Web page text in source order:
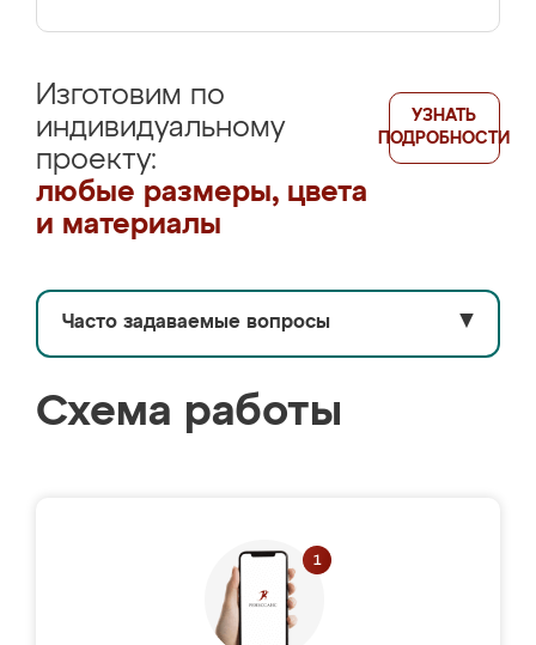
Изготовим по
индивидуальному
проекту:
любые размеры, цвета
и материалы
УЗНАТЬ
ПОДРОБНОСТИ
Часто задаваемые вопросы ▼
Схема работы